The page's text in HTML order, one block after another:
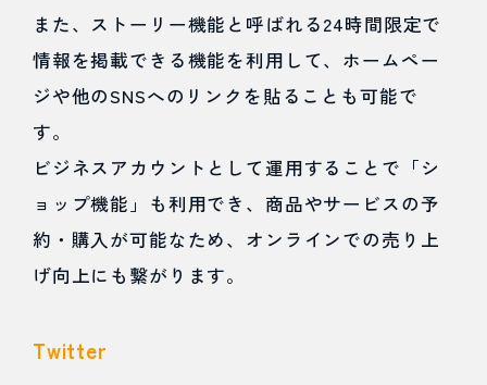
また、ストーリー機能と呼ばれる24時間限定で
情報を掲載できる機能を利用して、ホームペー
ジや他のSNSへのリンクを貼ることも可能で
す。
ビジネスアカウントとして運用することで「シ
ョップ機能」も利用でき、商品やサービスの予
約・購入が可能なため、オンラインでの売り上
げ向上にも繋がります。
Twitter